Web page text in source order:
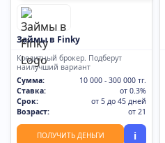
Займы в Finky
Кредитный брокер. Подберут
наилучший вариант
Сумма:
10 000 - 300 000 тг.
Ставка:
от 0.3%
Срок:
от 5 до 45 дней
Возраст:
от 21
ПОЛУЧИТЬ ДЕНЬГИ i